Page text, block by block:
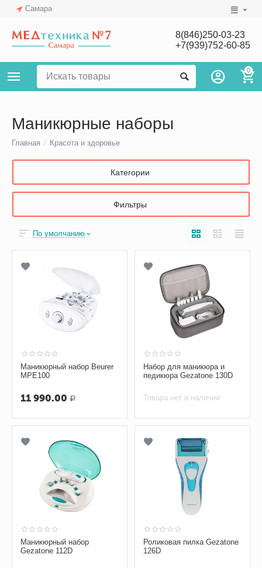
Самара
8(846)250-03-23
+7(939)752-60-85
0
Маникюрные наборы
Главная / Красота и здоровье
Категории
Фильтры
По умолчанию
Маникюрный набор Beurer
MPE100
11 990.00 Р
Набор для маникюра и
педикюра Gezatone 130D
Товара нет в наличии
Маникюрный набор
Gezatone 112D
Роликовая пилка Gezatone
126D